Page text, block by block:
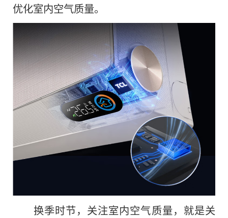
优化室内空气质量。
换季时节，关注室内空气质量，就是关